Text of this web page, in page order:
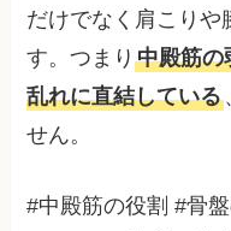
だけでなく肩こりや
す。つまり中殿筋の
乱れに直結している
せん。
#中殿筋の役割 #骨